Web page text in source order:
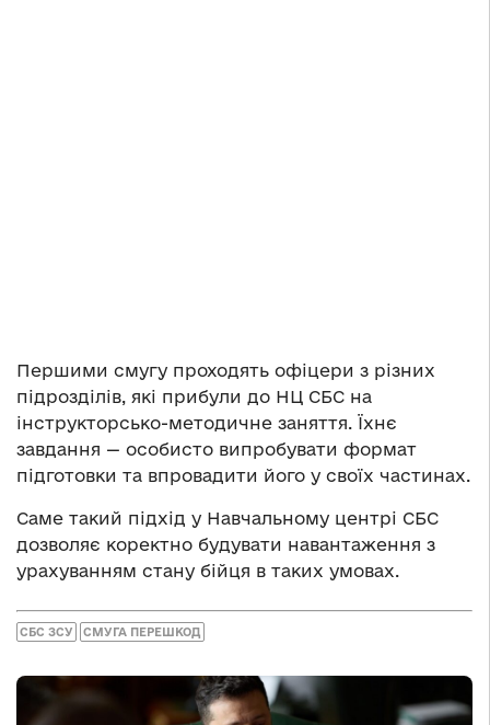
Першими смугу проходять офіцери з різних
підрозділів, які прибули до НЦ СБС на
інструкторсько-методичне заняття. Їхнє
завдання — особисто випробувати формат
підготовки та впровадити його у своїх частинах.
Саме такий підхід у Навчальному центрі СБС
дозволяє коректно будувати навантаження з
урахуванням стану бійця в таких умовах.
СБС ЗСУ СМУГА ПЕРЕШКОД